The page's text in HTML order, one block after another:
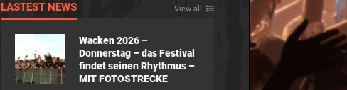
LASTEST NEWS View all
Wacken 2026 –
Donnerstag – das Festival
findet seinen Rhythmus –
MIT FOTOSTRECKE